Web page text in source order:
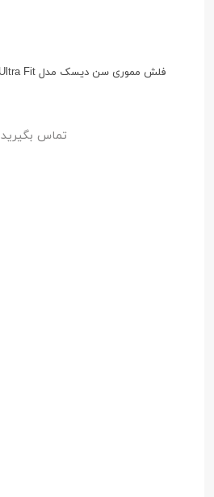
فلش مموری سن دیسک مدل Ultra Fit ظرفیت 128 گیگابایت
تماس بگیرید